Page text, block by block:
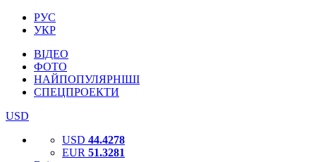
РУС
УКР
ВІДЕО
ФОТО
НАЙПОПУЛЯРНІШІ
СПЕЦПРОЕКТИ
USD
USD 44.4278
EUR 51.3281